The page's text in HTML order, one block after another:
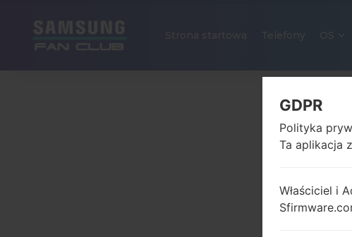
GDPR
Polityka
Ta aplikacja
Właściciel i